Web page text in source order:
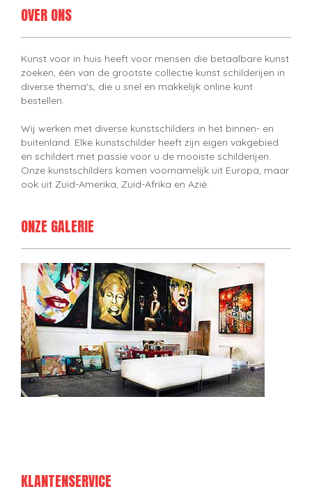
OVER ONS
Kunst voor in huis heeft voor mensen die betaalbare kunst
zoeken, één van de grootste collectie kunst schilderijen in
diverse thema's, die u snel en makkelijk online kunt
bestellen.
Wij werken met diverse kunstschilders in het binnen- en
buitenland. Elke kunstschilder heeft zijn eigen vakgebied
en schildert met passie voor u de mooiste schilderijen.
Onze kunstschilders komen voornamelijk uit Europa, maar
ook uit Zuid-Amerika, Zuid-Afrika en Azië.
ONZE GALERIE
KLANTENSERVICE